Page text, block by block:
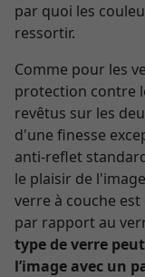
par quoi les
ressortir.
Comme pour les
protection contre
revêtus sur les
d'une finesse
anti-reflet
le plaisir de
verre à couche
par rapport au
type de verre
l’image avec un